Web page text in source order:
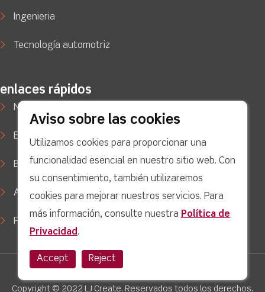
Ingenieria
Tecnología automotriz
enlaces rápidos
Noticias
Estudios de caso
Blog
Apoyo
Política de privacidad
facebook
TwitterYoutube
Copyright © 2022 LJ Create. Reservados todos los derechos.
Aviso sobre las cookies
Utilizamos cookies para proporcionar una
funcionalidad esencial en nuestro sitio web. Con
su consentimiento, también utilizaremos
cookies para mejorar nuestros servicios. Para
más información, consulte nuestra Política de
Privacidad.
Accept Reject